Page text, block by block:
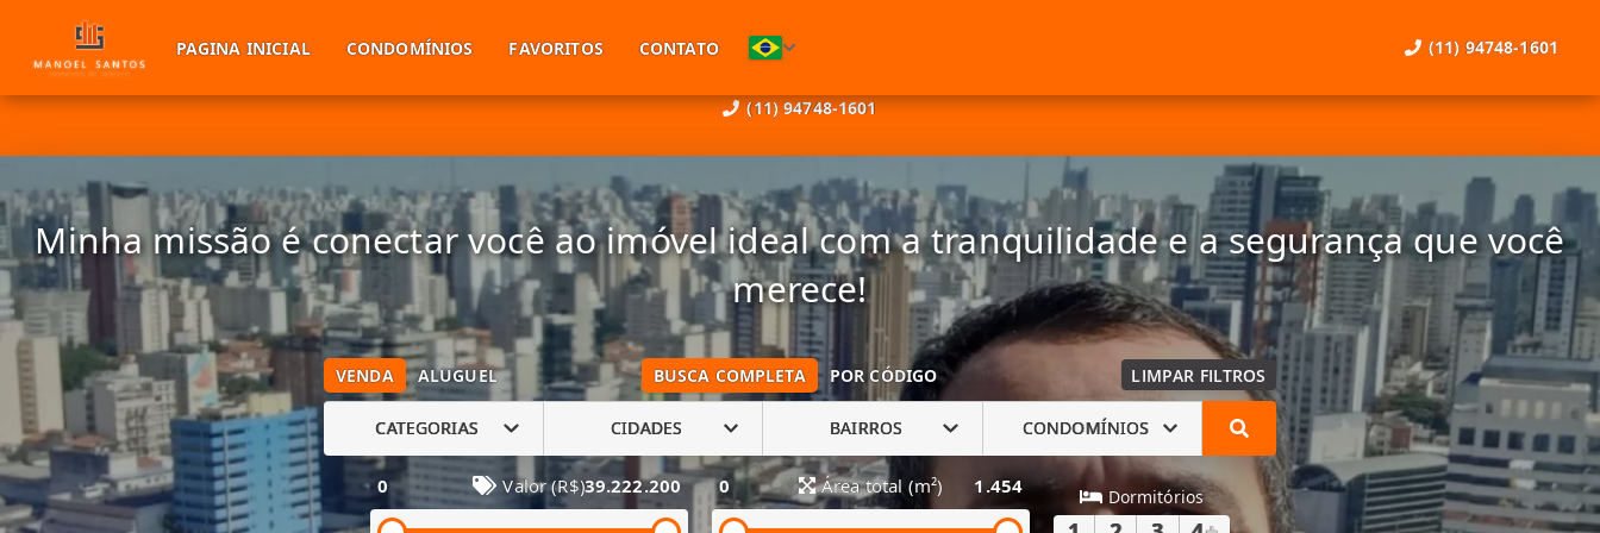
(11) 94748-1601
PAGINA INICIAL CONDOMÍNIOS FAVORITOS CONTATO (11) 94748-1601
Minha missão é conectar você ao imóvel ideal com a tranquilidade e a segurança que você
merece!
VENDA ALUGUEL BUSCA COMPLETA POR CÓDIGO LIMPAR FILTROS
CATEGORIAS CIDADES BAIRROS CONDOMÍNIOS
0 Valor (R$)39.222.200 0 Área total (m²) 1.454 Dormitórios